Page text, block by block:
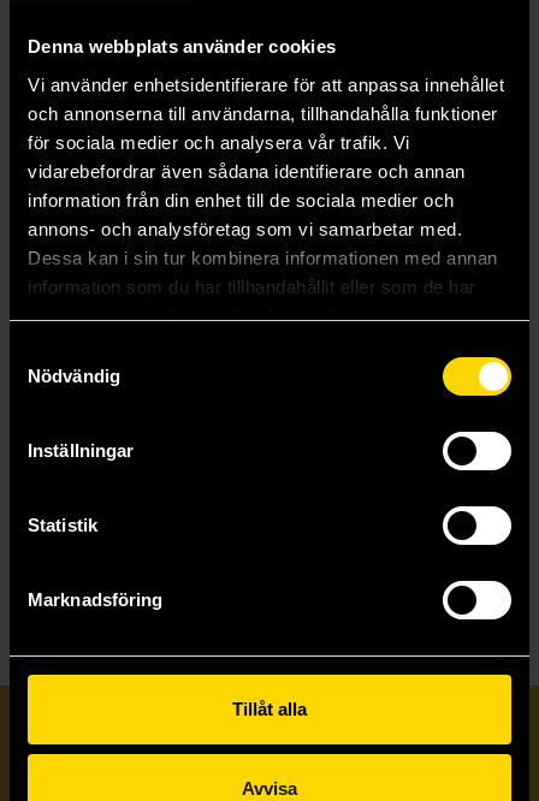
Denna webbplats använder cookies
Vi använder enhetsidentifierare för att anpassa innehållet
och annonserna till användarna, tillhandahålla funktioner
för sociala medier och analysera vår trafik. Vi
vidarebefordrar även sådana identifierare och annan
information från din enhet till de sociala medier och
annons- och analysföretag som vi samarbetar med.
Dessa kan i sin tur kombinera informationen med annan
information som du har tillhandahållit eller som de har
samlat in när du har använt deras tjänster.
Nödvändig
Inställningar
Statistik
Marknadsföring
Tillåt alla
Avvisa
Homeland Expansion
649 kr
Läs mer
Riverfolk Expansion
Prenumerera på vårt nyhetsbrev